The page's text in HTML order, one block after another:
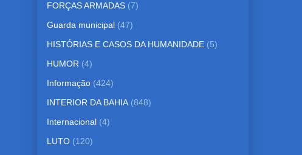
FORÇAS ARMADAS (7)
Guarda municipal (47)
HISTÓRIAS E CASOS DA HUMANIDADE (5)
HUMOR (4)
Informação (424)
INTERIOR DA BAHIA (848)
Internacional (4)
LUTO (120)